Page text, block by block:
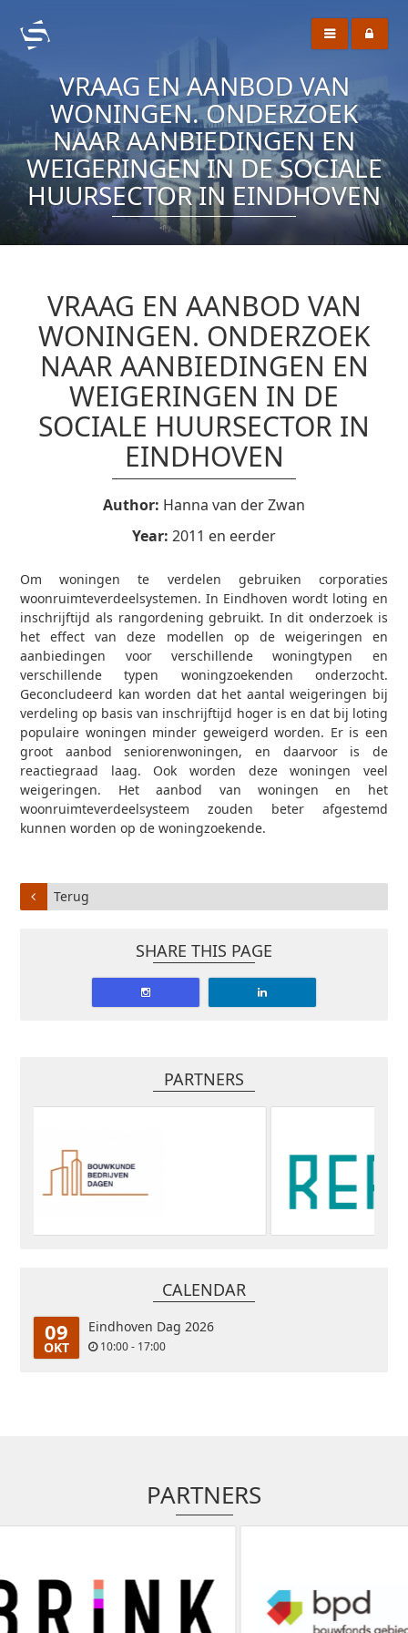
VRAAG EN AANBOD VAN
WONINGEN. ONDERZOEK
NAAR AANBIEDINGEN EN
WEIGERINGEN IN DE SOCIALE
HUURSECTOR IN EINDHOVEN
VRAAG EN AANBOD VAN
WONINGEN. ONDERZOEK
NAAR AANBIEDINGEN EN
WEIGERINGEN IN DE
SOCIALE HUURSECTOR IN
EINDHOVEN
Author: Hanna van der Zwan
Year: 2011 en eerder
Om woningen te verdelen gebruiken corporaties
woonruimteverdeelsystemen. In Eindhoven wordt loting en
inschrijftijd als rangordening gebruikt. In dit onderzoek is
het effect van deze modellen op de weigeringen en
aanbiedingen voor verschillende woningtypen en
verschillende typen woningzoekenden onderzocht.
Geconcludeerd kan worden dat het aantal weigeringen bij
verdeling op basis van inschrijftijd hoger is en dat bij loting
populaire woningen minder geweigerd worden. Er is een
groot aanbod seniorenwoningen, en daarvoor is de
reactiegraad laag. Ook worden deze woningen veel
weigeringen. Het aanbod van woningen en het
woonruimteverdeelsysteem zouden beter afgestemd
kunnen worden op de woningzoekende.
Terug
SHARE THIS PAGE
PARTNERS
CALENDAR
09
OKT
Eindhoven Dag 2026
10:00 - 17:00
PARTNERS